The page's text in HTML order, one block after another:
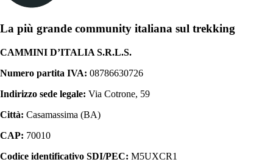
La più grande community italiana sul trekking
CAMMINI D’ITALIA S.R.L.S.
Numero partita IVA: 08786630726
Indirizzo sede legale: Via Cotrone, 59
Città: Casamassima (BA)
CAP: 70010
Codice identificativo SDI/PEC: M5UXCR1